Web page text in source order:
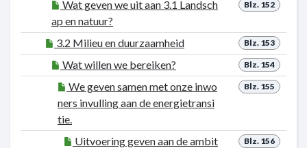
Blz. 152
Wat geven we uit aan 3.1 Landsch
ap en natuur?
Blz. 153
3.2 Milieu en duurzaamheid
Blz. 154
Wat willen we bereiken?
Blz. 155
We geven samen met onze inwo
ners invulling aan de energietransi
tie.
Blz. 156
Uitvoering geven aan de ambit